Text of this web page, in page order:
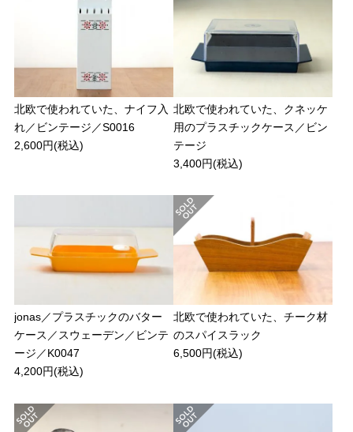
北欧で使われていた、ナイフ入
れ／ビンテージ／S0016
2,600円(税込)
北欧で使われていた、クネッケ
用のプラスチックケース／ビン
テージ
3,400円(税込)
jonas／プラスチックのバター
ケース／スウェーデン／ビンテ
ージ／K0047
4,200円(税込)
北欧で使われていた、チーク材
のスパイスラック
6,500円(税込)